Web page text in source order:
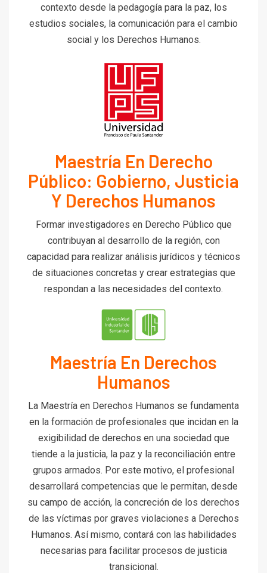
contexto desde la pedagogía para la paz, los
estudios sociales, la comunicación para el cambio
social y los Derechos Humanos.
Maestría En Derecho
Público: Gobierno, Justicia
Y Derechos Humanos
Formar investigadores en Derecho Público que
contribuyan al desarrollo de la región, con
capacidad para realizar análisis jurídicos y técnicos
de situaciones concretas y crear estrategias que
respondan a las necesidades del contexto.
Maestría En Derechos
Humanos
La Maestría en Derechos Humanos se fundamenta
en la formación de profesionales que incidan en la
exigibilidad de derechos en una sociedad que
tiende a la justicia, la paz y la reconciliación entre
grupos armados. Por este motivo, el profesional
desarrollará competencias que le permitan, desde
su campo de acción, la concreción de los derechos
de las víctimas por graves violaciones a Derechos
Humanos. Así mismo, contará con las habilidades
necesarias para facilitar procesos de justicia
transicional.